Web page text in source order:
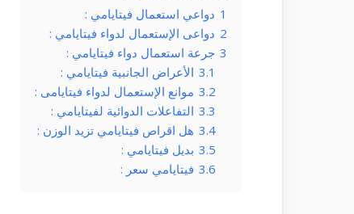
1 دواعي استعمال فيتايامي :
2 دواعى الإستعمال لدواء فيتايامي :
3 جرعة استعمال دواء فيتايامي :
3.1 الأعراض الجانبية فيتايامي :
3.2 موانع الإستعمال لدواء فيتايامى :
3.3 التفاعلات الدوائية لفيتايامي :
3.4 هل اقراص فيتايامي تزيد الوزن :
3.5 بديل فيتايامي :
3.6 فيتايامي سعر :